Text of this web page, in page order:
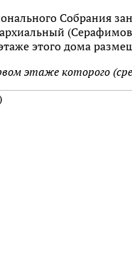
Собрания
этого дома
этаже которого